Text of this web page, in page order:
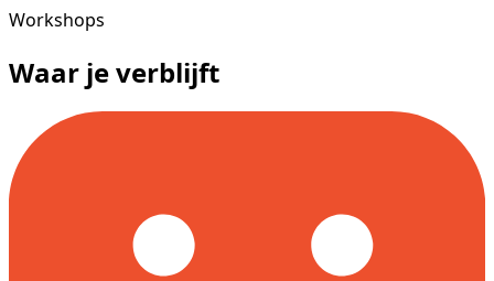
Workshops
Waar je verblijft